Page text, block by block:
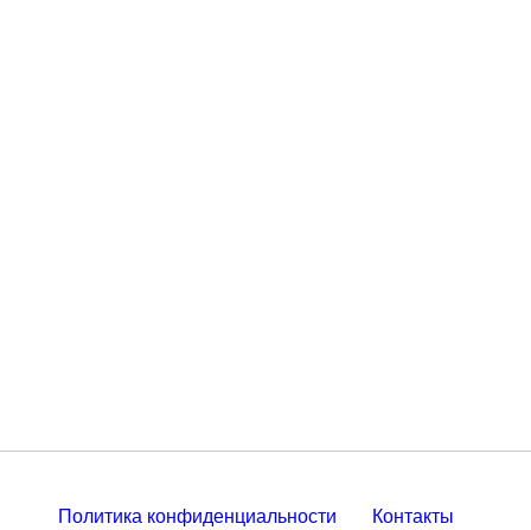
Политика конфиденциальности Контакты